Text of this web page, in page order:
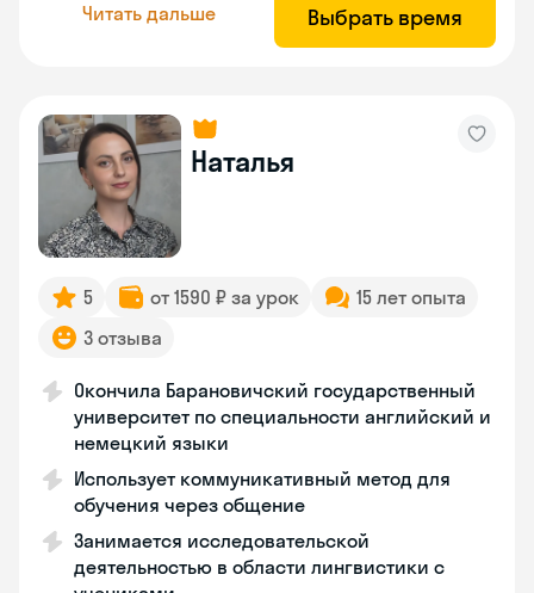
Читать дальше Выбрать время
Наталья
5 от 1590 ₽ за урок
15 лет опыта
3 отзыва
Окончила Барановичский государственный
университет по специальности английский и
немецкий языки
Использует коммуникативный метод для
обучения через общение
Занимается исследовательской
деятельностью в области лингвистики с